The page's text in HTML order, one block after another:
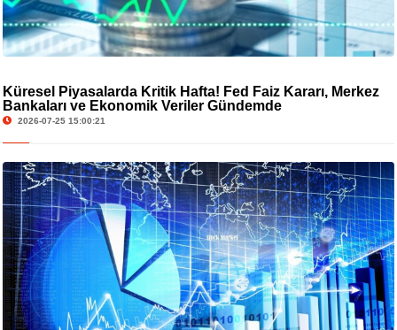
Küresel Piyasalarda Kritik Hafta! Fed Faiz Kararı, Merkez
Bankaları ve Ekonomik Veriler Gündemde
2026-07-25 15:00:21